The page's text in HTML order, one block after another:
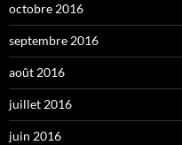
octobre 2016
septembre 2016
août 2016
juillet 2016
juin 2016